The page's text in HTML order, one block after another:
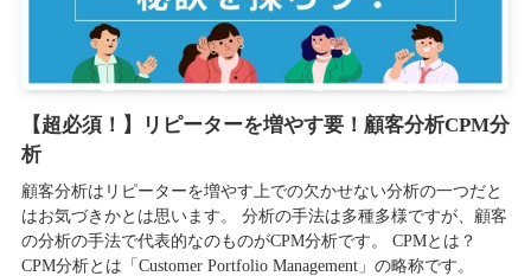
【超必須！】リピーターを増やす要！顧客分析CPM分
析
顧客分析はリピーターを増やす上での欠かせない分析の一つだと
はお気づきかとは思います。 分析の手法は多種多様ですが、顧客
の分析の手法で代表的なのものがCPM分析です。 CPMとは？
CPM分析とは「Customer Portfolio Management」の略称です。